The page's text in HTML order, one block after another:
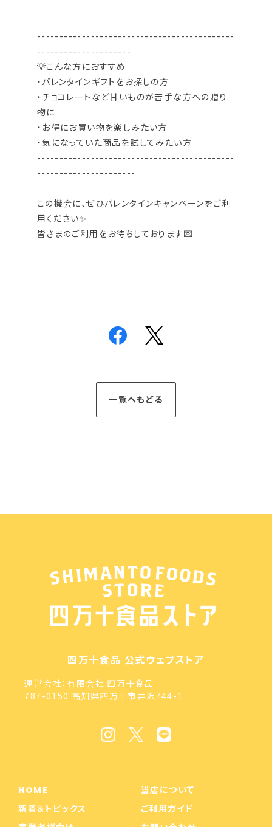
--------------------------------------------
---------------------
💡こんな方におすすめ
・バレンタインギフトをお探しの方
・チョコレートなど甘いものが苦手な方への贈り
物に
・お得にお買い物を楽しみたい方
・気になっていた商品を試してみたい方
--------------------------------------------
----------------------
この機会に、ぜひバレンタインキャンペーンをご利
用ください✨
皆さまのご利用をお待ちしております💌
一覧へもどる
四万十食品 公式ウェブストア
運営会社：有限会社 四万十食品
787-0150 高知県四万十市井沢744-1
HOME
当店について
新着＆トピックス
ご利用ガイド